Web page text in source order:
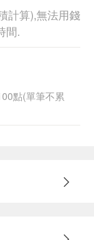
計算),無法用錢
間.
點(單筆不累